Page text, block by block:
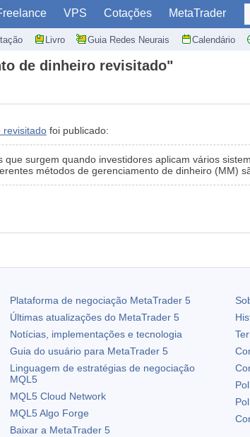
VPS Cotações MetaTrader
Livro Guia Redes Neurais Calendário
de dinheiro revisitado"
revisitado foi publicado:
surgem quando investidores aplicam vários
métodos de gerenciamento de dinheiro (MM)
Plataforma de negociação MetaTrader 5
Últimas atualizações do MetaTrader 5
Notícias, implementações e tecnologia
Guia do usuário para MetaTrader 5
Linguagem de estratégias de negociação
MQL5
MQL5 Cloud Network
MQL5 Algo Forge
Baixar a MetaTrader 5